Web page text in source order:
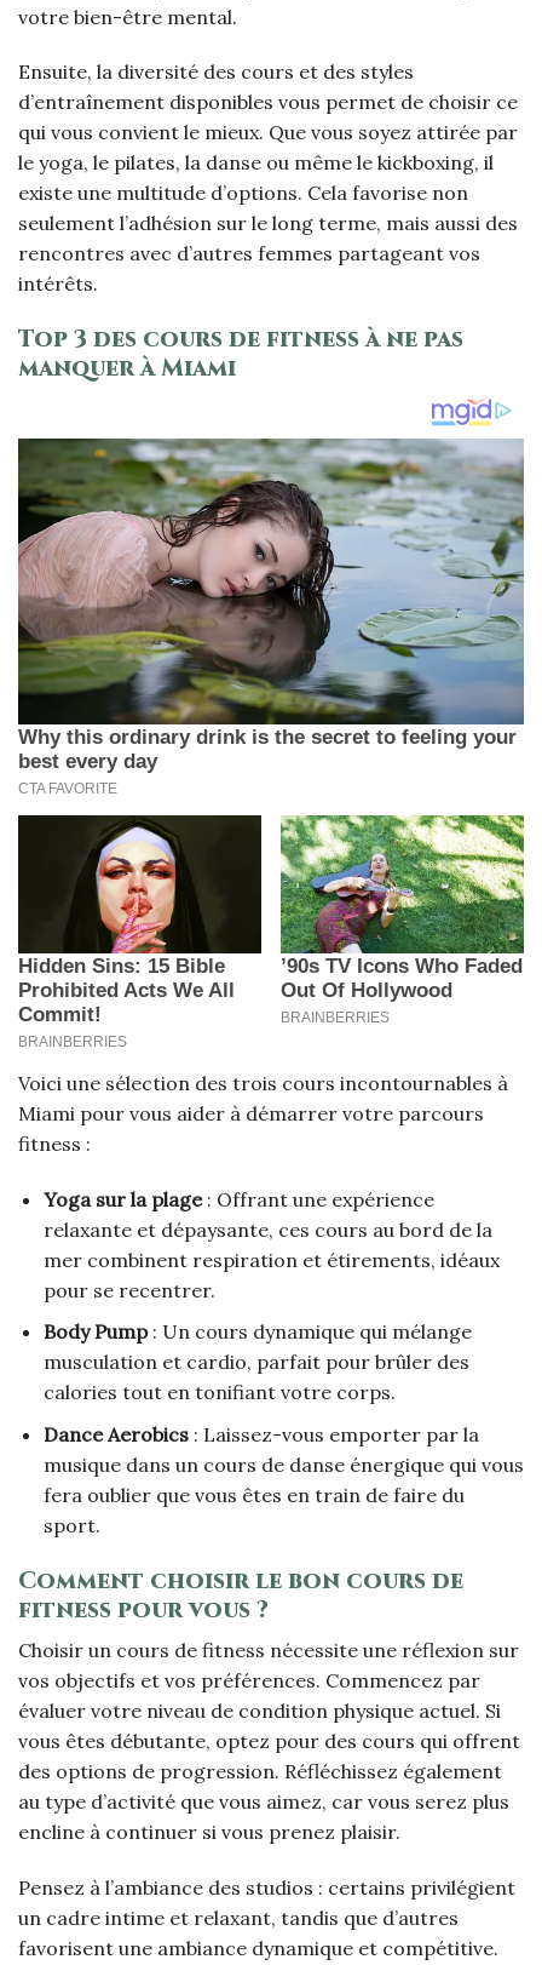
votre bien-être mental.
Ensuite, la diversité des cours et des styles
d’entraînement disponibles vous permet de choisir ce
qui vous convient le mieux. Que vous soyez attirée par
le yoga, le pilates, la danse ou même le kickboxing, il
existe une multitude d’options. Cela favorise non
seulement l’adhésion sur le long terme, mais aussi des
rencontres avec d’autres femmes partageant vos
intérêts.
Top 3 des cours de fitness à ne pas
manquer à Miami
Voici une sélection des trois cours incontournables à
Miami pour vous aider à démarrer votre parcours
fitness :
Yoga sur la plage: Offrant une expérience
relaxante et dépaysante, ces cours au bord de la
mer combinent respiration et étirements, idéaux
pour se recentrer.
Body Pump: Un cours dynamique qui mélange
musculation et cardio, parfait pour brûler des
calories tout en tonifiant votre corps.
Dance Aerobics: Laissez-vous emporter par la
musique dans un cours de danse énergique qui vous
fera oublier que vous êtes en train de faire du
sport.
Comment choisir le bon cours de
fitness pour vous ?
Choisir un cours de fitness nécessite une réflexion sur
vos objectifs et vos préférences. Commencez par
évaluer votre niveau de condition physique actuel. Si
vous êtes débutante, optez pour des cours qui offrent
des options de progression. Réfléchissez également
au type d’activité que vous aimez, car vous serez plus
encline à continuer si vous prenez plaisir.
Pensez à l’ambiance des studios : certains privilégient
un cadre intime et relaxant, tandis que d’autres
favorisent une ambiance dynamique et compétitive.